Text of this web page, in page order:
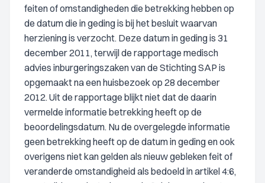
feiten of omstandigheden die betrekking hebben op
de datum die in geding is bij het besluit waarvan
herziening is verzocht. Deze datum in geding is 31
december 2011, terwijl de rapportage medisch
advies inburgeringszaken van de Stichting SAP is
opgemaakt na een huisbezoek op 28 december
2012. Uit de rapportage blijkt niet dat de daarin
vermelde informatie betrekking heeft op de
beoordelingsdatum. Nu de overgelegde informatie
geen betrekking heeft op de datum in geding en ook
overigens niet kan gelden als nieuw gebleken feit of
veranderde omstandigheid als bedoeld in artikel 4:6,